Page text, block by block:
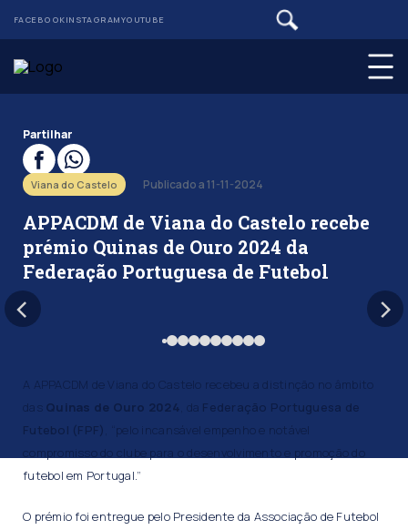
FACEBOOKINSTAGRAMYOUTUBE
Partilhar
Viana do Castelo Publicado a 11-11-2024
APPACDM de Viana do Castelo recebe
prémio Quinas de Ouro 2024 da
Federação Portuguesa de Futebol
A APPACDM de Viana do Castelo recebeu a distinção no âmbito
das Quinas de Ouro 2024 , da Federação Portuguesa de
Futebol (FPF)
, “pelo incansável empenho e notável
compromisso do clube para o desenvolvimento e promoção do
futebol em Portugal.”
O prémio foi entregue pelo Presidente da Associação de Futebol